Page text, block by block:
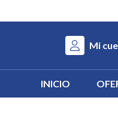
Mi
INICIO